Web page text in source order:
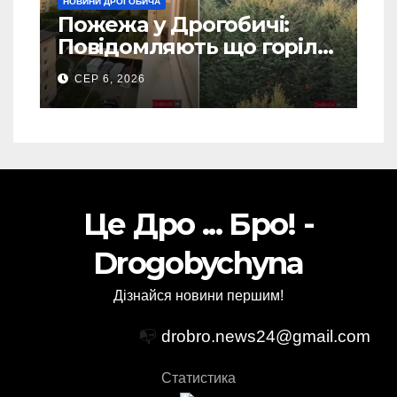
Пожежа у Дрогобичі:
Повідомляють що горіло
5 гаражів (Відео)
СЕР 6, 2026
Це Дро ... Бро! -
Drogobychyna
Дізнайся новини першим!
📭 drobro.news24@gmail.com
Статистика